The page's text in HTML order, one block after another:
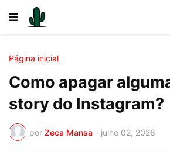
Página inicial
Como apagar
story do Instagram?
por Zeca Mansa - julho 02, 2026